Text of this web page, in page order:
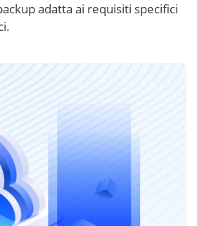
adatta ai requisiti specifici